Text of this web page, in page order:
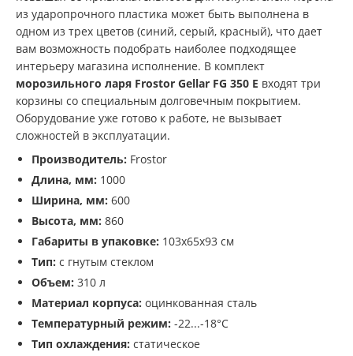
из ударопрочного пластика может быть выполнена в
одном из трех цветов (синий, серый, красный), что дает
вам возможность подобрать наиболее подходящее
интерьеру магазина исполнение. В комплект
морозильного ларя Frostor Gellar FG 350 E входят три
корзины со специальным долговечным покрытием.
Оборудование уже готово к работе, не вызывает
сложностей в эксплуатации.
Производитель: Frostor
Длина, мм: 1000
Ширина, мм: 600
Высота, мм: 860
Габариты в упаковке: 103х65х93 см
Тип: с гнутым стеклом
Объем: 310 л
Материал корпуса: оцинкованная сталь
Температурный режим: -22...-18°С
Тип охлаждения: статическое